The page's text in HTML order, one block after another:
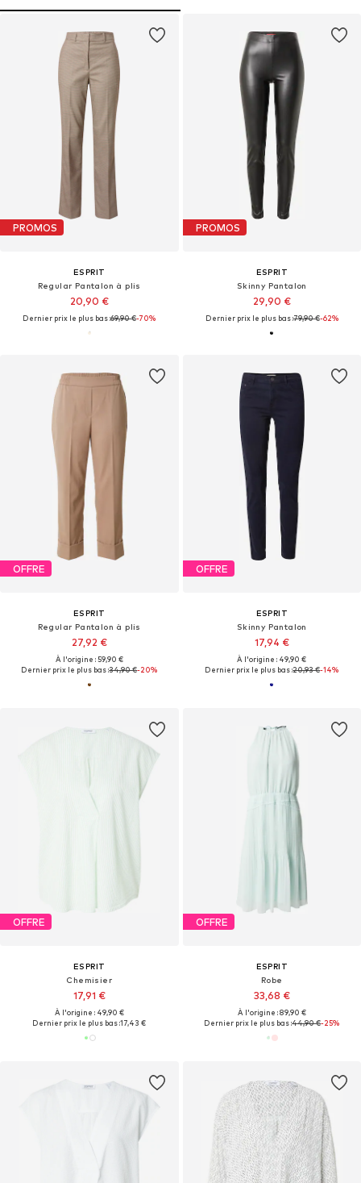
PROMOS
ESPRIT
Regular Pantalon à plis
20,90 €
Dernier prix le plus bas :69,90 €-70%
PROMOS
ESPRIT
Skinny Pantalon
29,90 €
Dernier prix le plus bas :79,90 €-62%
OFFRE
ESPRIT
Regular Pantalon à plis
27,92 €
À l'origine : 59,90 €
Dernier prix le plus bas :34,90 €-20%
OFFRE
ESPRIT
Skinny Pantalon
17,94 €
À l'origine : 49,90 €
Dernier prix le plus bas :20,93 €-14%
OFFRE
ESPRIT
Chemisier
17,91 €
À l'origine : 49,90 €
Dernier prix le plus bas :17,43 €
OFFRE
ESPRIT
Robe
33,68 €
À l'origine : 89,90 €
Dernier prix le plus bas :44,90 €-25%